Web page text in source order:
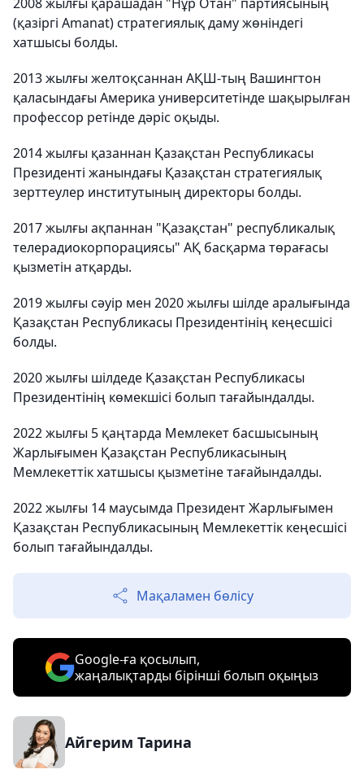
(қазіргі Amanat) стратегиялық даму жөніндегі
хатшысы болды.
2013 жылғы желтоқсаннан АҚШ-тың Вашингтон
қаласындағы Америка университетінде шақырылған
профессор ретінде дәріс оқыды.
2014 жылғы қазаннан Қазақстан Республикасы
Президенті жанындағы Қазақстан стратегиялық
зерттеулер институтының директоры болды.
2017 жылғы ақпаннан "Қазақстан" республикалық
телерадиокорпорациясы" АҚ басқарма төрағасы
қызметін атқарды.
2019 жылғы сәуір мен 2020 жылғы шілде аралығында
Қазақстан Республикасы Президентінің кеңесшісі
болды.
2020 жылғы шілдеде Қазақстан Республикасы
Президентінің көмекшісі болып тағайындалды.
2022 жылғы 5 қаңтарда Мемлекет басшысының
Жарлығымен Қазақстан Республикасының
Мемлекеттік хатшысы қызметіне тағайындалды.
2022 жылғы 14 маусымда Президент Жарлығымен
Қазақстан Республикасының Мемлекеттік кеңесшісі
болып тағайындалды.
Мақаламен бөлісу
Google-ға қосылып,
жаңалықтарды бірінші болып оқыңыз
Айгерим Тарина